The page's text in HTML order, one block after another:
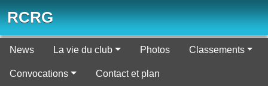
RCRG
News La vie du club Photos Classements
Convocations Contact et plan